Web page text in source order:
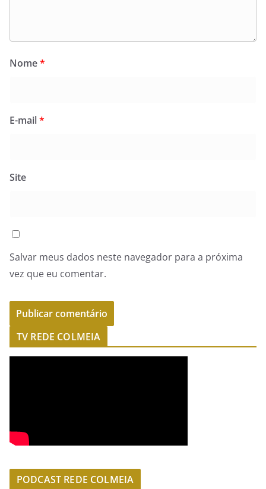
Nome*
E-mail*
Site
Salvar meus dados neste navegador para a próxima
vez que eu comentar.
TV REDE COLMEIA
PODCAST REDE COLMEIA